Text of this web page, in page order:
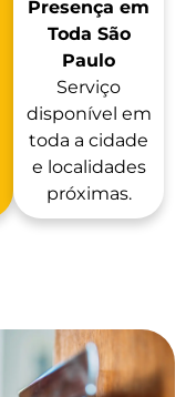
Presença em
Toda São
Paulo
Serviço
disponível em
toda a cidade
e localidades
próximas.